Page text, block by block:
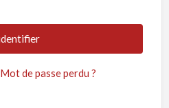
Mot de passe perdu ?